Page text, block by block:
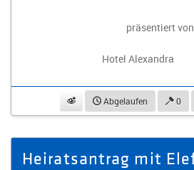
präsentiert von
Hotel Alexandra
beobachtenAbgelaufen 0